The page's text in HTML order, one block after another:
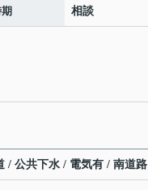
相談
/ 公共下水 / 電気有 / 南道路